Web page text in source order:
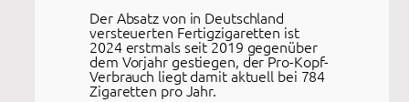
Der Absatz von in Deutschland
versteuerten Fertigzigaretten ist
2024 erstmals seit 2019 gegenüber
dem Vorjahr gestiegen, der Pro-Kopf-
Verbrauch liegt damit aktuell bei 784
Zigaretten pro Jahr.